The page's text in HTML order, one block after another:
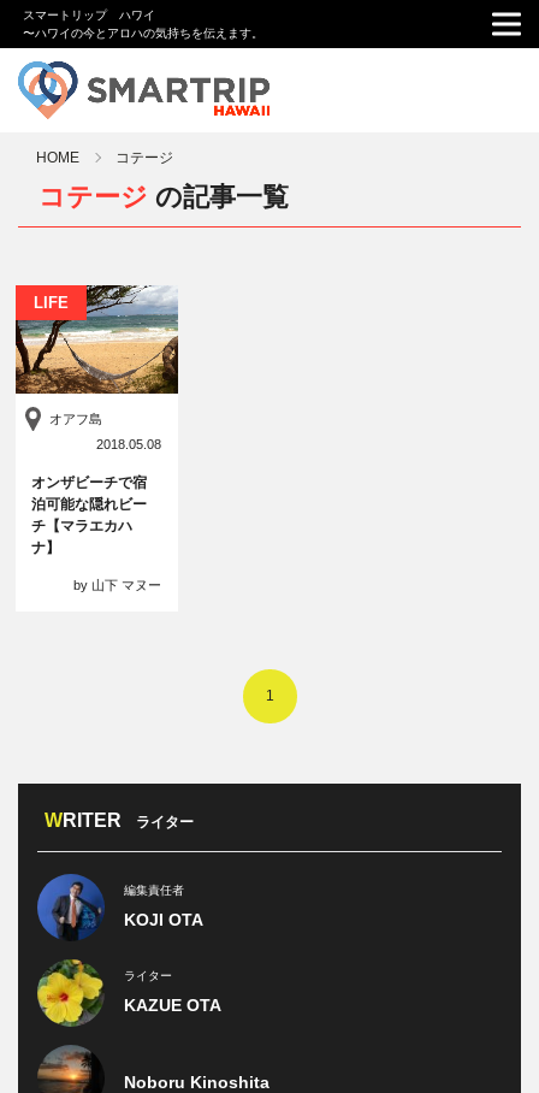
スマートリップ ハワイ
〜ハワイの今とアロハの気持ちを伝えます。
HOME コテージ
コテージ の記事一覧
LIFE
オアフ島
2018.05.08
オンザビーチで宿
泊可能な隠れビー
チ【マラエカハ
ナ】
by 山下 マヌー
1
WRITER ライター
編集責任者
KOJI OTA
ライター
KAZUE OTA
Noboru Kinoshita